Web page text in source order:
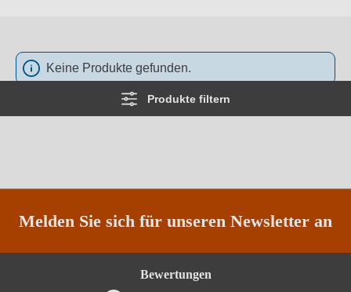
Produkte filtern
Keine Produkte gefunden.
Melden Sie sich für unseren Newsletter an
Bewertungen